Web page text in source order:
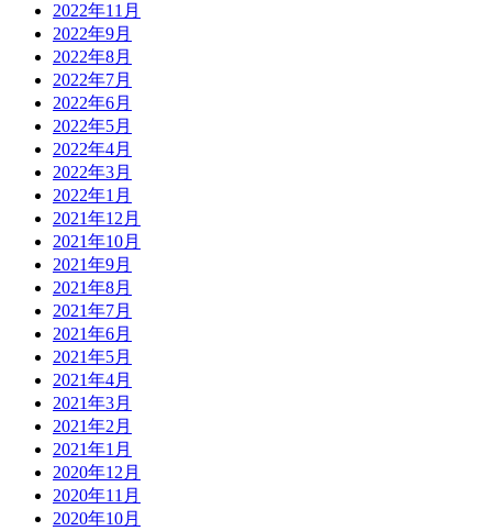
2022年11月
2022年9月
2022年8月
2022年7月
2022年6月
2022年5月
2022年4月
2022年3月
2022年1月
2021年12月
2021年10月
2021年9月
2021年8月
2021年7月
2021年6月
2021年5月
2021年4月
2021年3月
2021年2月
2021年1月
2020年12月
2020年11月
2020年10月